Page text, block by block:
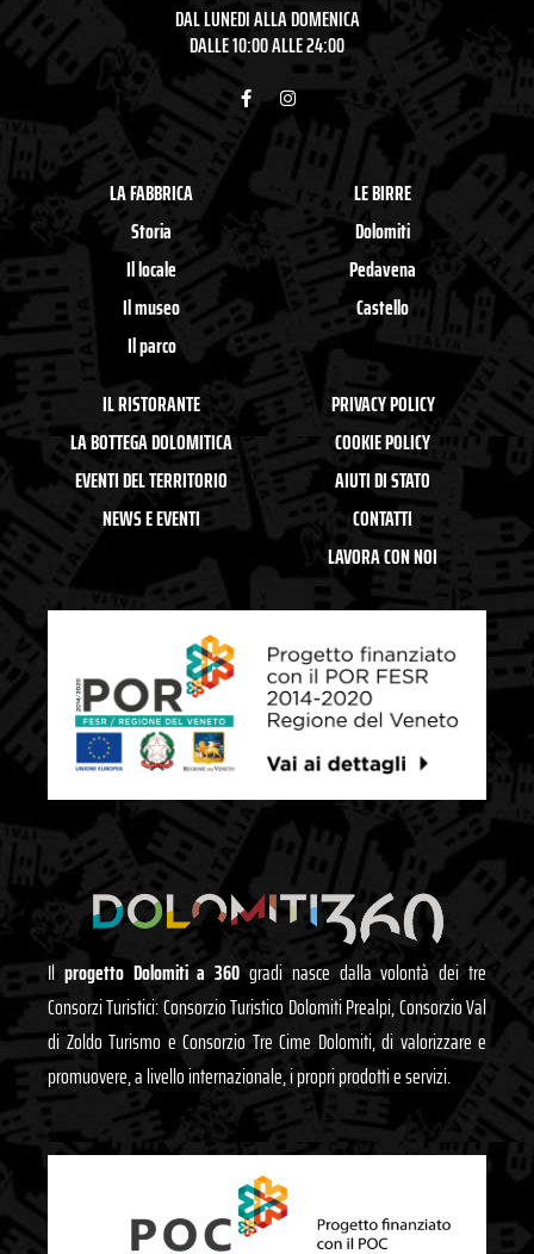
DAL LUNEDI ALLA DOMENICA
DALLE 10:00 ALLE 24:00
F
a
I
n
m
LA FABBRICA
Storia
Il locale
Il museo
Il parco
LE BIRRE
Dolomiti
Pedavena
Castello
IL RISTORANTE
LA BOTTEGA DOLOMITICA
EVENTI DEL TERRITORIO
NEWS E EVENTI
PRIVACY POLICY
COOKIE POLICY
AIUTI DI STATO
CONTATTI
LAVORA CON NOI
Il progetto Dolomiti a 360 gradi nasce dalla volontà dei tre
Consorzi Turistici: Consorzio Turistico Dolomiti Prealpi, Consorzio Val
di Zoldo Turismo e Consorzio Tre Cime Dolomiti, di valorizzare e
promuovere, a livello internazionale, i propri prodotti e servizi.